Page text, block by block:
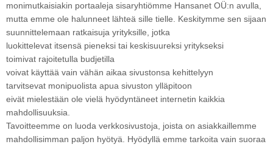
monimutkaisiakin portaaleja sisaryhtiömme Hansanet OÜ:n avulla,
mutta emme ole halunneet lähteä sille tielle. Keskitymme sen sijaan
suunnittelemaan ratkaisuja yrityksille, jotka
luokittelevat itsensä pieneksi tai keskisuureksi yritykseksi
toimivat rajoitetulla budjetilla
voivat käyttää vain vähän aikaa sivustonsa kehittelyyn
tarvitsevat monipuolista apua sivuston ylläpitoon
eivät mielestään ole vielä hyödyntäneet internetin kaikkia
mahdollisuuksia.
Tavoitteemme on luoda verkkosivustoja, joista on asiakkaillemme
mahdollisimman paljon hyötyä. Hyödyllä emme tarkoita vain suoraa